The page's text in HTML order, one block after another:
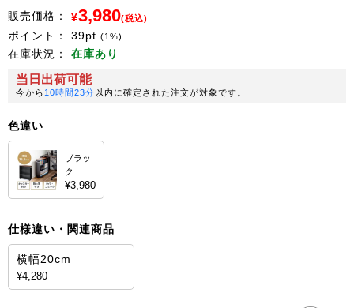
販売価格： ¥3,980(税込)
ポイント： 39pt (1%)
在庫状況： 在庫あり
当日出荷可能
今から 10時間23分以内に確定された注文が対象です。
色違い
ブラッ
ク
¥3,980
仕様違い・関連商品
横幅20cm
¥4,280